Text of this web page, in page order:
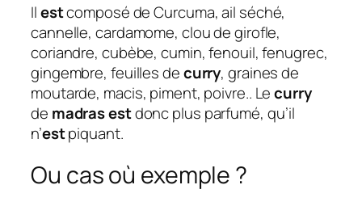
Ilestcomposé de Curcuma, ail séché,
cannelle, cardamome, clou de girofle,
coriandre, cubèbe, cumin, fenouil, fenugrec,
gingembre, feuilles decurry, graines de
moutarde, macis, piment, poivre.. Lecurry
de madras estdonc plus parfumé, qu’il
n’estpiquant.
Ou cas où exemple ?